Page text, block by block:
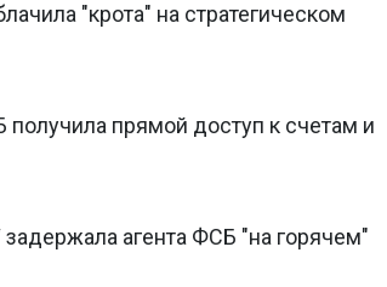
"крота" на стратегическом
прямой доступ к счетам и
агента ФСБ "на горячем"